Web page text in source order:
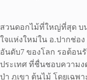
สวนดอกไม้ที่ใหญ่ที่สุด บ
ใจแห่งใหม่ใน อ.ปากช่อ
อันดับ7 ของโลก รอต้อน
ประเทศ ที่ชื่นชอบความง
ป่า ภูเขา ต้นไม้ โดยเฉพ